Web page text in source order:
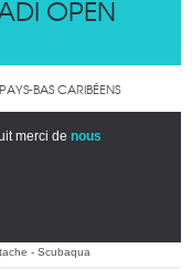
OPEN
PAYS-BAS CARIBÉENS
merci de nous